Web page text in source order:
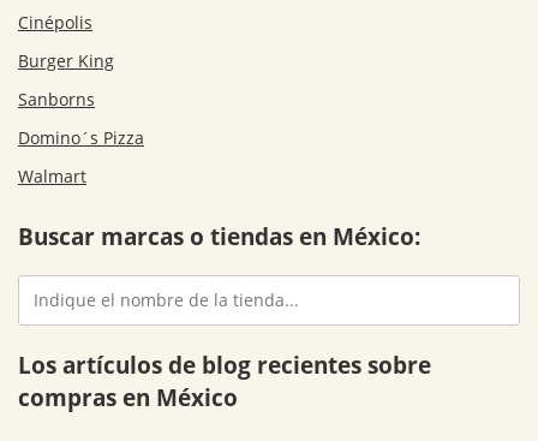
Cinépolis
Burger King
Sanborns
Domino´s Pizza
Walmart
Buscar marcas o tiendas en México:
Los artículos de blog recientes sobre
compras en México